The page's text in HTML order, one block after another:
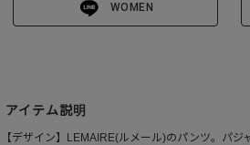
WOMEN
アイテム説明
【デザイン】LEMAIRE(ルメール)のパンツ。パ